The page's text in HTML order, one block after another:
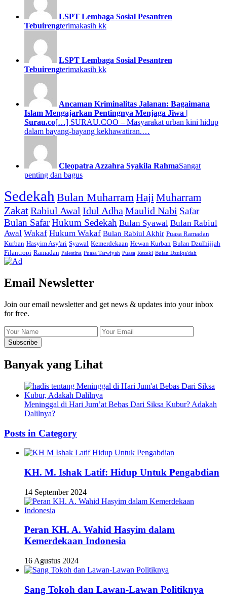
LSPT Lembaga Sosial Pesantren
Tebuirengterimakasih kk
LSPT Lembaga Sosial Pesantren
Tebuirengterimakasih kk
Ancaman Kriminalitas Jalanan: Bagaimana
Islam Mengajarkan Pentingnya Menjaga Jiwa |
Surau.co[…] SURAU.COO – Masyarakat urban kini hidup
dalam bayang-bayang kekhawatiran.…
Cleopatra Azzahra Syakila RahmaSangat
penting dan bagus
Sedekah Bulan MuharramHajiMuharram
ZakatRabiul Awal Idul Adha Maulid Nabi Safar
Bulan SafarHukum Sedekah Bulan Syawal Bulan Rabiul
Awal Wakaf Hukum Wakaf Bulan Rabiul Akhir Puasa Ramadan
Kurban Hasyim Asy'ari Syawal Kemerdekaan Hewan Kurban Bulan Dzulhijjah
Filantropi Ramadan Palestina Puasa Tarwiyah Puasa Rezeki Bulan Dzulqa'dah
Email Newsletter
Join our email newsletter and get news & updates into your inbox
for free.
Banyak yang Lihat
Meninggal di Hari Jum’at Bebas Dari Siksa Kubur? Adakah
Dalilnya?
Posts in Category
KH. M. Ishak Latif: Hidup Untuk Pengabdian
14 September 2024
Peran KH. A. Wahid Hasyim dalam
Kemerdekaan Indonesia
16 Agustus 2024
Sang Tokoh dan Lawan-Lawan Politiknya